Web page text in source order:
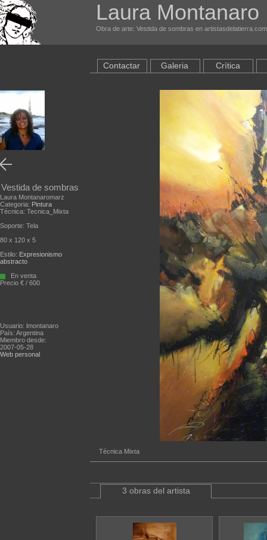
Laura Montanaro
Obra de arte: Vestida de sombras en artistasdelatierra.com
Vestida de sombras
Laura Montanaromarz
Categoria: Pintura
Técnica: Tecnica_Mixta
Soporte: Tela
80 x 120 x 5
Estilo: Expresionismo
abstracto
En venta
Precio € / 600
Usuario: lmontanaro
País: Argentina
Miembro desde:
2007-05-28
Web personal
Contactar Galeria Crítica
Técnica Mixta
3 obras del artista